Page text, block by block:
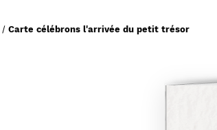
Ne plus afficher
/ Carte célébrons l'arrivée du petit trésor